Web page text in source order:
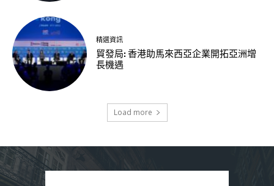
精選資訊
貿發局: 香港助馬來西亞企業開拓亞洲增
長機遇
Load more